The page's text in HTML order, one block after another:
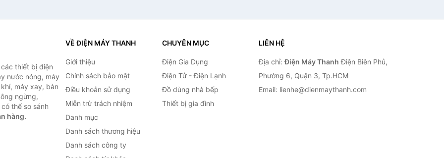
thiết bị điện
nước nóng, máy
máy xay, bàn
ngừng,
thể so sánh
hàng.
VỀ ĐIỆN MÁY THANH
Giới thiệu
Chính sách bảo mật
Điều khoản sử dụng
Miễn trừ trách nhiệm
Danh mục
Danh sách thương hiệu
Danh sách công ty
CHUYÊN MỤC
Điện Gia Dụng
Điện Tử - Điện Lạnh
Đồ dùng nhà bếp
Thiết bị gia đình
LIÊN HỆ
Địa chỉ:Điện Máy Thanh Điện Biên Phủ,
Phường 6, Quận 3, Tp.HCM
Email: lienhe@dienmaythanh.com